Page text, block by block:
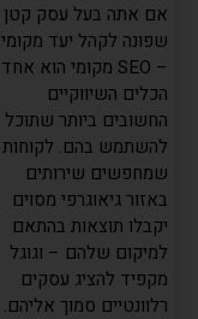
אם אתה בעל עסק קטן
שפונה לקהל יעד מקומי
– SEO מקומי הוא אחד
הכלים השיווקיים
החשובים ביותר שתוכל
להשתמש בהם. לקוחות
שמחפשים שירותים
באזור גיאוגרפי מסוים
יקבלו תוצאות בהתאם
למיקום שלהם – וגוגל
מקפיד להציג עסקים
רלוונטיים סמוך אליהם.